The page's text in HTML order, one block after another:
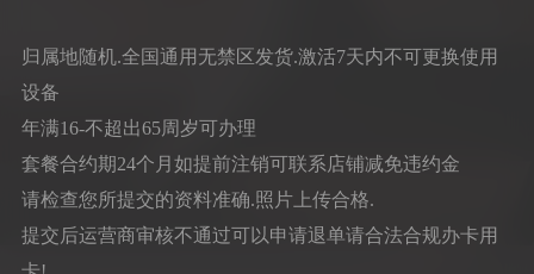
归属地随机.全国通用无禁区发货.激活7天内不可更换使用
设备
年满16-不超出65周岁可办理
套餐合约期24个月如提前注销可联系店铺减免违约金
请检查您所提交的资料准确.照片上传合格.
提交后运营商审核不通过可以申请退单请合法合规办卡用